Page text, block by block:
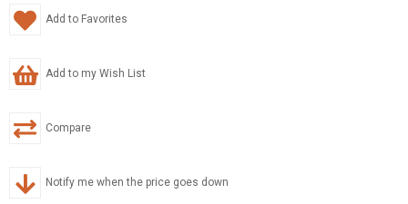
Add to Favorites
Add to my Wish List
Compare
Notify me when the price goes down